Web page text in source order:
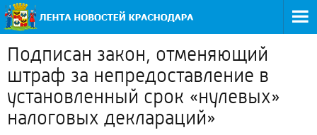
Подписан закон, отменяющий
штраф за непредоставление в
установленный срок «нулевых»
налоговых деклараций»